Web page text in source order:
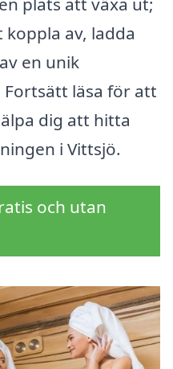
av, ladda
en unik
läsa för att
dig att hitta
i Vittsjö.
och utan